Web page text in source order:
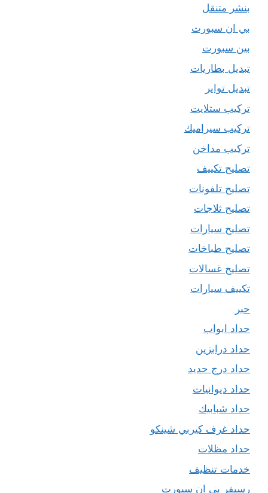
بنشر متنقل
بي ان سبورت
بين سبورت
تبديل بطاريات
تبديل تواير
تركيب ستلايت
تركيب سيراميك
تركيب مداخن
تصليح تكييف
تصليح تلفونات
تصليح ثلاجات
تصليح سيارات
تصليح طباخات
تصليح غسالات
تكييف سيارات
حبر
حداد ابواب
حداد درابزين
حداد درج حديد
حداد ديوانيات
حداد شبابيك
حداد غرف كيربي شينكو
حداد مظلات
خدمات تنظيف
رسيفر بي ان سبورت